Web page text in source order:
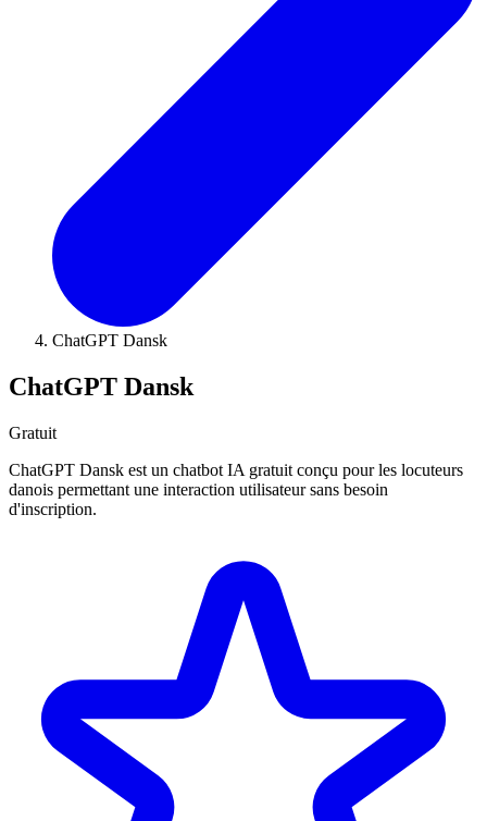
ChatGPT Dansk
ChatGPT Dansk
Gratuit
ChatGPT Dansk est un chatbot IA gratuit conçu pour les locuteurs
danois permettant une interaction utilisateur sans besoin
d'inscription.